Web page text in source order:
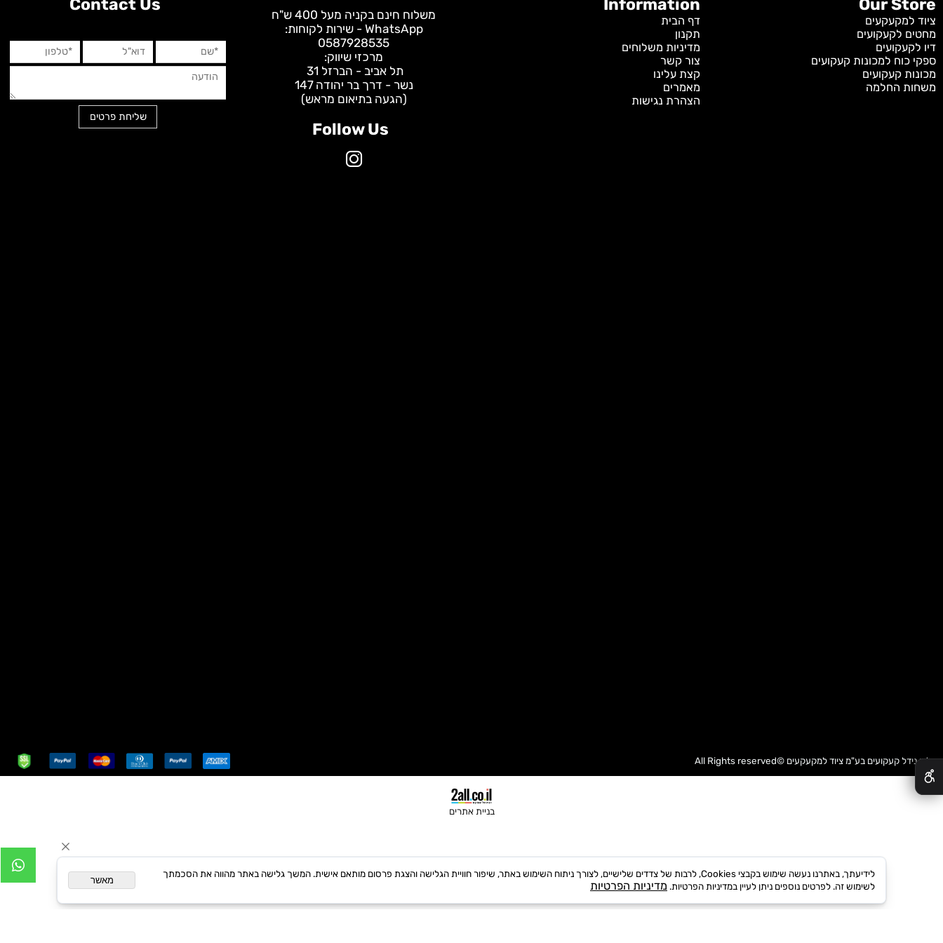
Our
Information
דף הבית
מדיניות משלוחים
משלוח חינם בקניה מעל 400 ש"ח
WhatsApp - שירות לקוחות:
0587928535
תל אביב - הברזל 31
(הגעה בתיאום מראש)
Contact Us